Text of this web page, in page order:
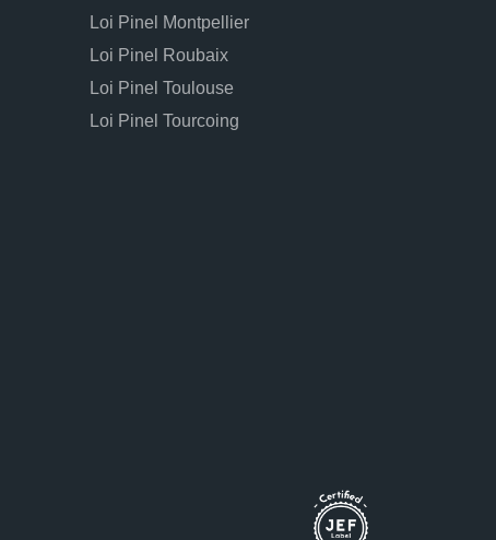
Loi Pinel Montpellier
Loi Pinel Roubaix
Loi Pinel Toulouse
Loi Pinel Tourcoing